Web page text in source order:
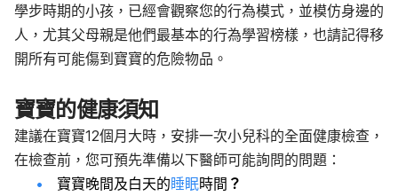
學步時期的小孩，已經會觀察您的行為模式，並模仿身邊的
人，尤其父母親是他們最基本的行為學習榜樣，也請記得移
開所有可能傷到寶寶的危險物品。
寶寶的健康須知
建議在寶寶12個月大時，安排一次小兒科的全面健康檢查，
在檢查前，您可預先準備以下醫師可能詢問的問題：
寶寶晚間及白天的睡眠時間 ？